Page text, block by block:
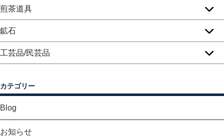
煎茶道具
鉱石
工芸品/民芸品
カテゴリー
Blog
お知らせ